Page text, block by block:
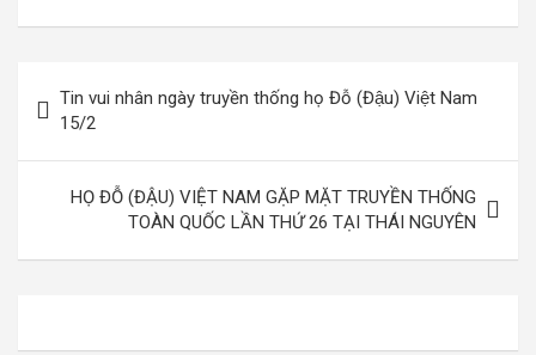
hướng
bài
Tin vui nhân ngày truyền thống họ Đỗ (Đậu) Việt Nam
15/2
HỌ ĐỖ (ĐẬU) VIỆT NAM GẶP MẶT TRUYỀN THỐNG
TOÀN QUỐC LẦN THỨ 26 TẠI THÁI NGUYÊN